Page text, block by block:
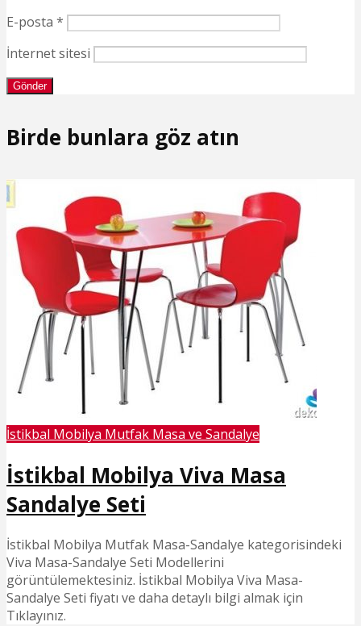
E-posta *
İnternet sitesi
Birde bunlara göz atın
İstikbal Mobilya Mutfak Masa ve Sandalye
İstikbal Mobilya Viva Masa
Sandalye Seti
İstikbal Mobilya Mutfak Masa-Sandalye kategorisindeki
Viva Masa-Sandalye Seti Modellerini
görüntülemektesiniz. İstikbal Mobilya Viva Masa-
Sandalye Seti fiyatı ve daha detaylı bilgi almak için
Tıklayınız.